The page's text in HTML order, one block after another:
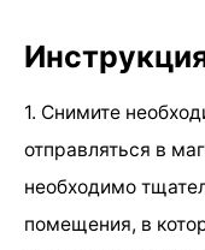
1. Снимите
отправляться в
необходимо
помещения, в